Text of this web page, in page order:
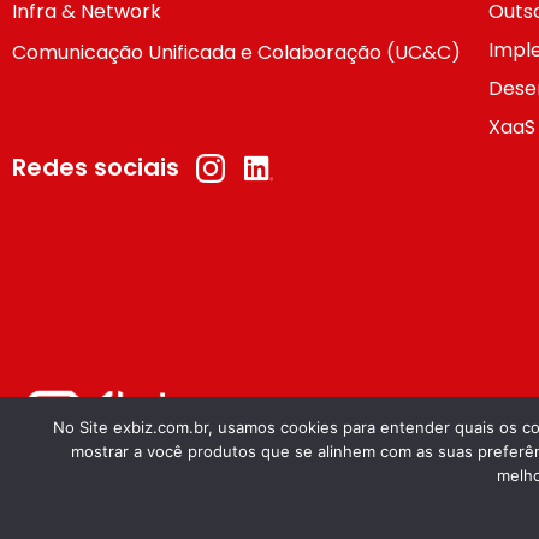
Infra & Network
Comunicação Unificada e Colaboração (UC&C)
XaaS
Redes sociais
No Site exbiz.com.br, usamos cookies para entender quais os
mostrar a você produtos que se alinhem com as suas